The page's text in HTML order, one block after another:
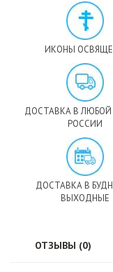
ИКОНЫ
ДОСТАВКА В ЛЮБОЙ
РОССИИ
ДОСТАВКА В
ВЫХОДНЫЕ
ОТЗЫВЫ (0)